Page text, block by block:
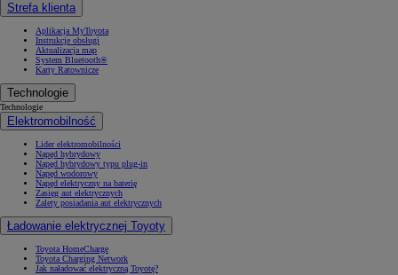
Strefa klienta
Aplikacja MyToyota
Instrukcje obsługi
Aktualizacja map
System Bluetooth®
Karty Ratownicze
Technologie
Technologie
Elektromobilność
Lider elektromobilności
Napęd hybrydowy
Napęd hybrydowy typu plug-in
Napęd wodorowy
Napęd elektryczny na baterię
Zasięg aut elektrycznych
Zalety posiadania aut elektrycznych
Ładowanie elektrycznej Toyoty
Toyota HomeCharge
Toyota Charging Network
Jak naładować elektryczną Toyotę?